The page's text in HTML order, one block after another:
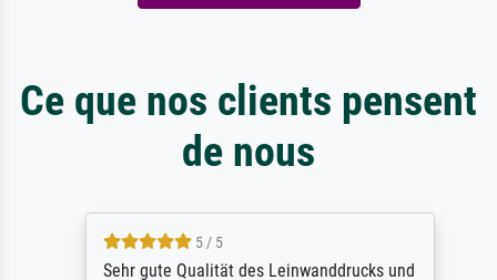
Ce que nos clients pensent
de nous
5 / 5
Sehr gute Qualität des Leinwanddrucks und